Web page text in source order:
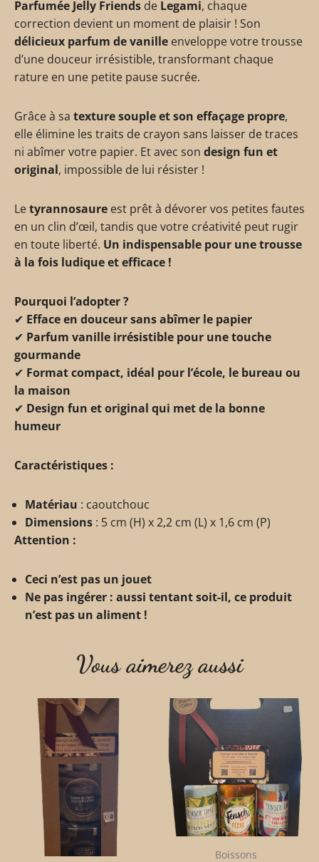
Parfumée Jelly Friends de Legami, chaque
correction devient un moment de plaisir ! Son
délicieux parfum de vanille enveloppe votre trousse
d’une douceur irrésistible, transformant chaque
rature en une petite pause sucrée.
Grâce à sa texture souple et son effaçage propre,
elle élimine les traits de crayon sans laisser de traces
ni abîmer votre papier. Et avec son design fun et
original, impossible de lui résister !
Letyrannosaure est prêt à dévorer vos petites fautes
en un clin d’œil, tandis que votre créativité peut rugir
en toute liberté. Un indispensable pour une trousse
à la fois ludique et efficace !
Pourquoi l’adopter ?
✔ Efface en douceur sans abîmer le papier
✔ Parfum vanille irrésistible pour une touche
gourmande
✔ Format compact, idéal pour l’école, le bureau ou
la maison
✔ Design fun et original qui met de la bonne
humeur
Caractéristiques :
Matériau : caoutchouc
Dimensions : 5 cm (H) x 2,2 cm (L) x 1,6 cm (P)
Attention :
Ceci n’est pas un jouet
Ne pas ingérer : aussi tentant soit-il, ce produit
n’est pas un aliment !
Vous aimerez aussi
Boissons